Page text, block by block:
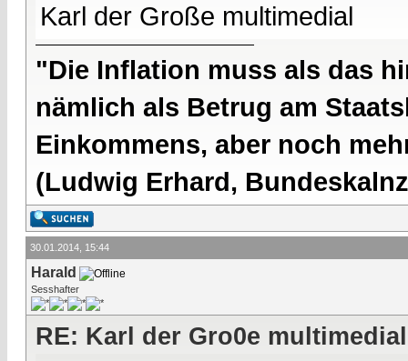
Karl der Große multimedial
"Die Inflation muss als das
nämlich als Betrug am
Einkommens, aber noch
(Ludwig Erhard,
30.01.2014, 15:44
Harald
Sesshafter
RE: Karl der Gro0e multimedial